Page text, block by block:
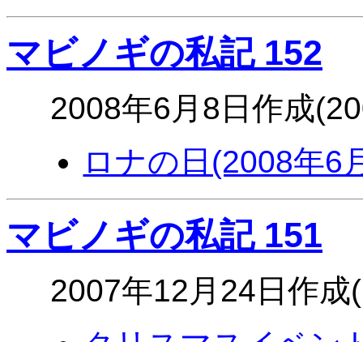
マビノギの私記 152
2008年6月8日作成
ロナの日(2008年6
マビノギの私記 151
2007年12月24日作